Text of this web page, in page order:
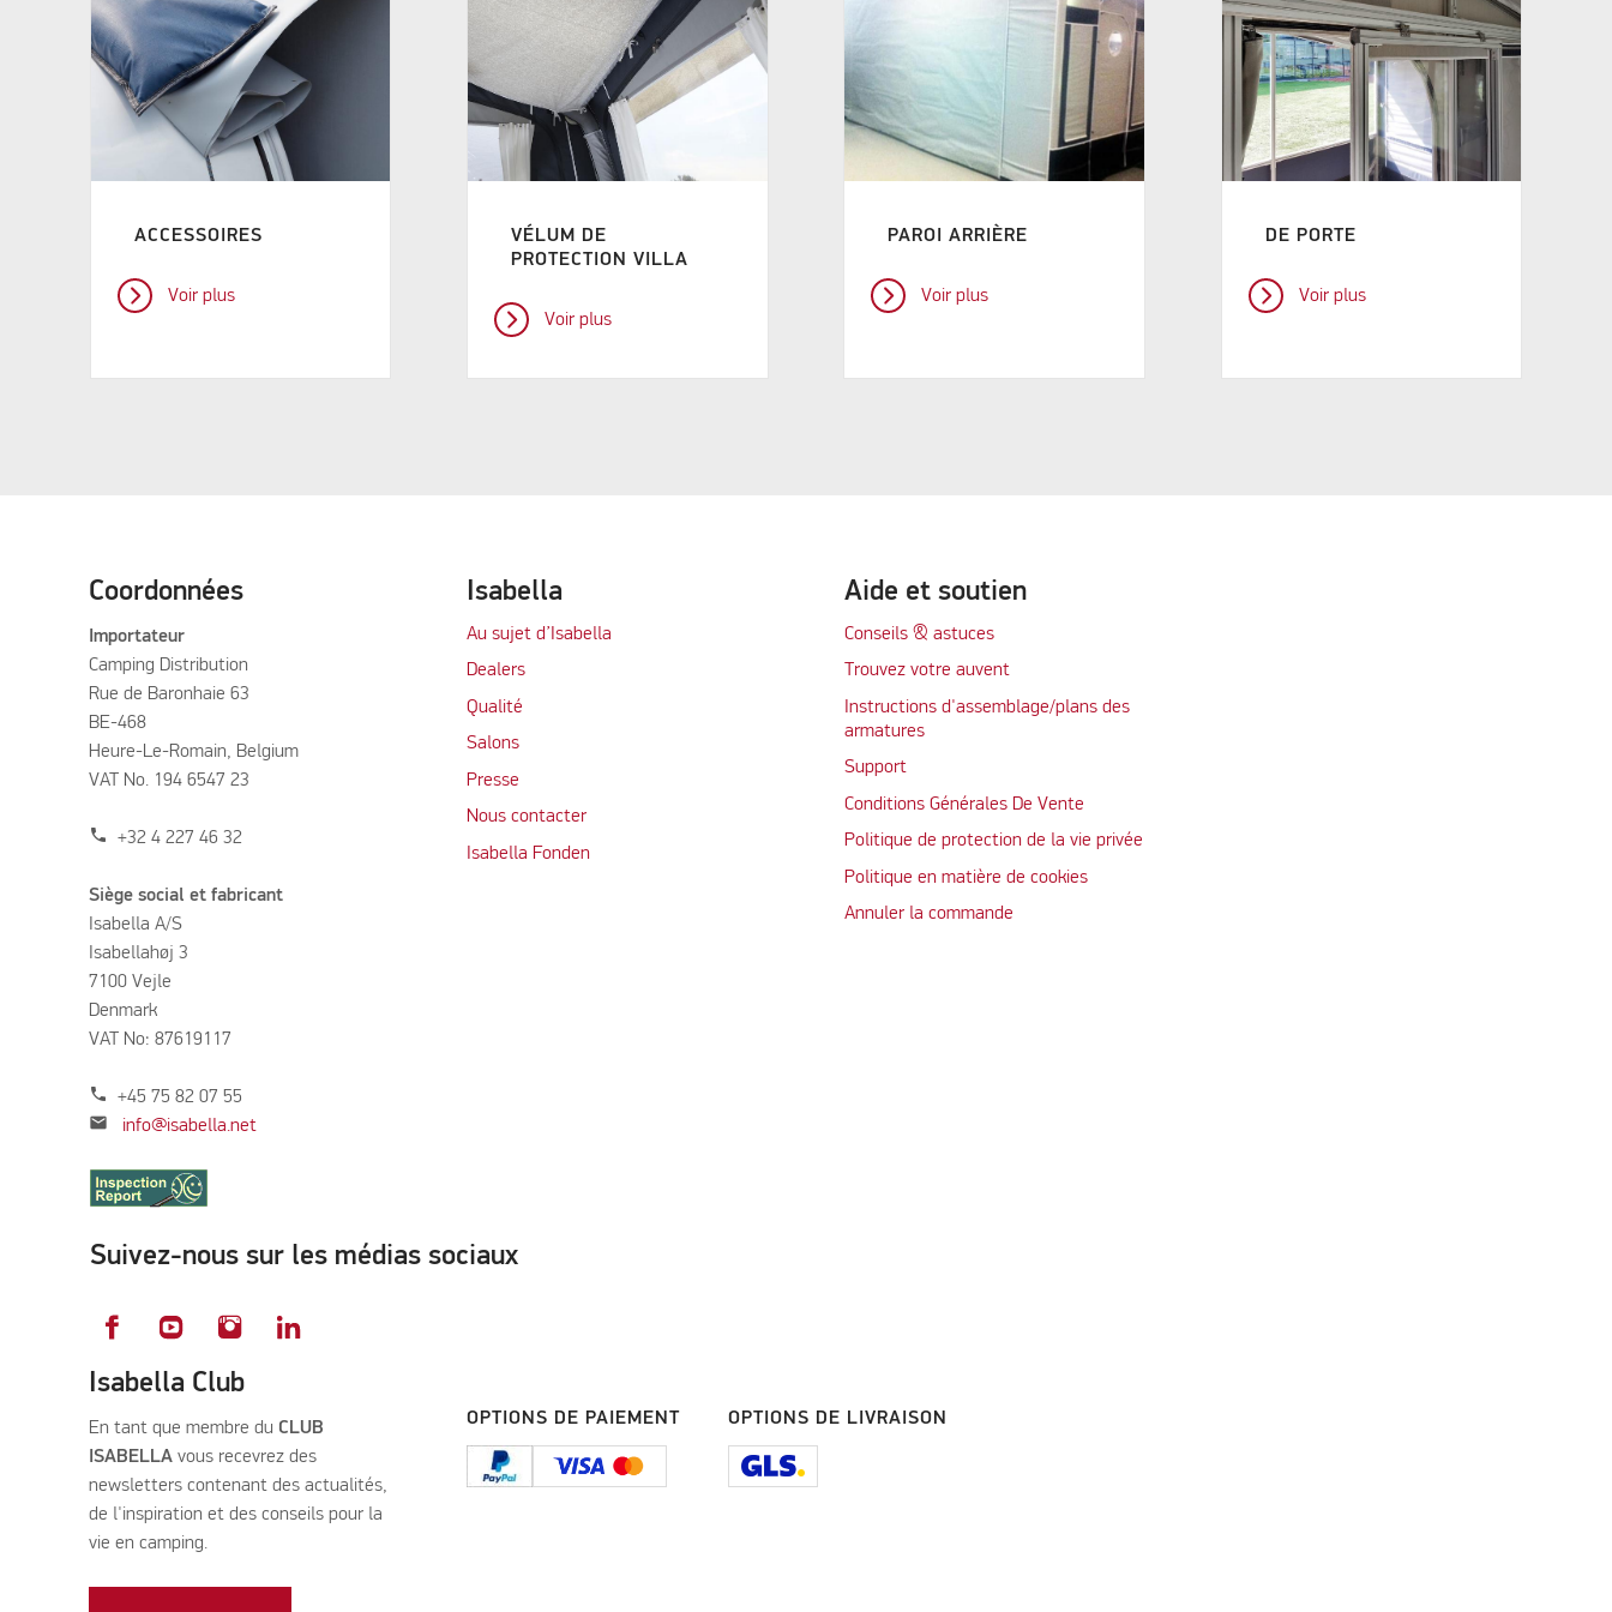
ACCESSOIRES
Voir plus
VÉLUM DE
PROTECTION VILLA
Voir plus
PAROI ARRIÈRE
Voir plus
DE PORTE
Voir plus
Coordonnées
Importateur
Camping Distribution
Rue de Baronhaie 63
BE-468
Heure-Le-Romain, Belgium
VAT No. 194 6547 23
phone +32 4 227 46 32
Siège social et fabricant
Isabella A/S
Isabellahøj 3
7100 Vejle
Denmark
VAT No: 87619117
phone +45 75 82 07 55
mail info@isabella.net
Isabella
Au sujet d’Isabella
Dealers
Qualité
Salons
Presse
Nous contacter
Isabella Fonden
Aide et soutien
Conseils & astuces
Trouvez votre auvent
Instructions d'assemblage/plans des
armatures
Support
Conditions Générales De Vente
Politique de protection de la vie privée
Politique en matière de cookies
Annuler la commande
Suivez-nous sur les médias sociaux
Isabella Club
En tant que membre du CLUB
ISABELLA vous recevrez des
newsletters contenant des actualités,
de l'inspiration et des conseils pour la
vie en camping.
OPTIONS DE PAIEMENT OPTIONS DE LIVRAISON